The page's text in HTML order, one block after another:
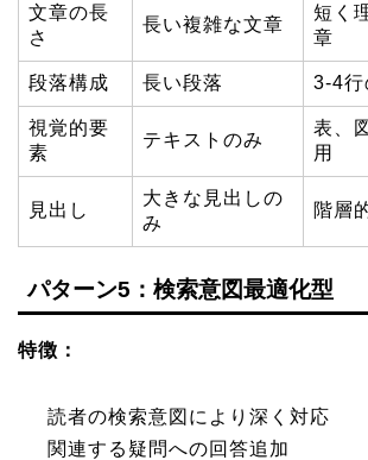
文章の長
さ
長い複雑な文章
短く
章
段落構成 長い段落 3-4行
視覚的要
素
テキストのみ
表、
用
見出し
大きな見出しの
み
階層
パターン5：検索意図最適化型
特徴：
読者の検索意図により深く対応
関連する疑問への回答追加